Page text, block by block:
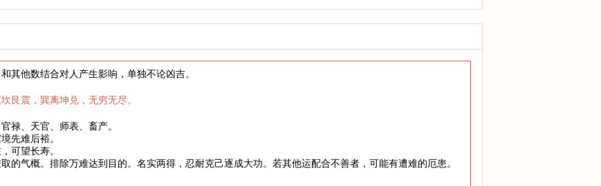
其他数结合对人产生影响，单独不论凶吉。
艮震，巽离坤兑，无穷无尽。
禄、天官、师表、畜产。
先难后裕。
可望长寿。
的气概。排除万难达到目的。名实两得，忍耐克己逐成大功。若其他运配合不善者，可能有遭难的厄患。